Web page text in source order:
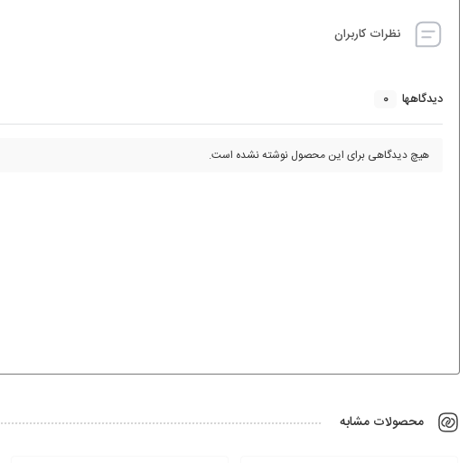
نظرات کاربران
دیدگاهها 0
هیچ دیدگاهی برای این محصول نوشته نشده است.
محصولات مشابه